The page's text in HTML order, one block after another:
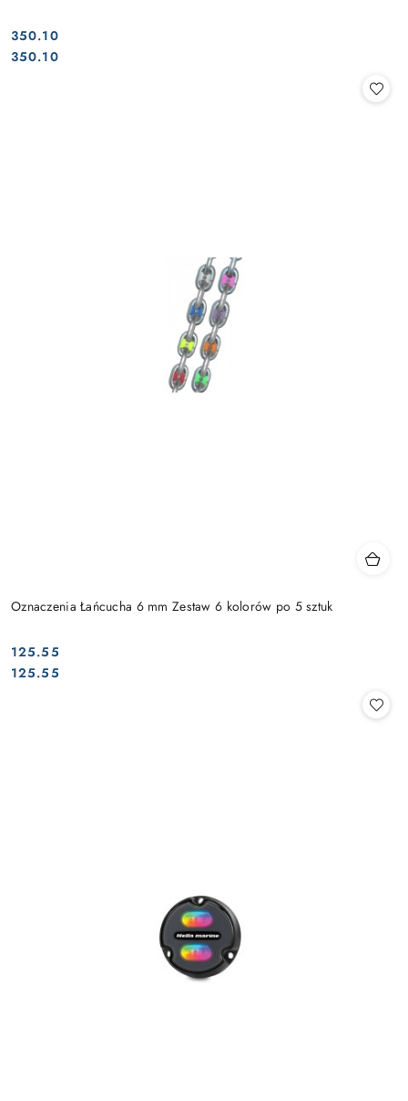
Cena:
350.10
Cena:
350.10
Oznaczenia Łańcucha 6 mm Zestaw 6 kolorów po 5 sztuk
Cena:
125.55
Cena:
125.55